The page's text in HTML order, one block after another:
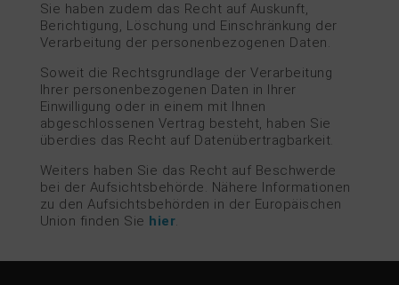
Sie haben zudem das Recht auf Auskunft,
Berichtigung, Löschung und Einschränkung der
Verarbeitung der personenbezogenen Daten.
Soweit die Rechtsgrundlage der Verarbeitung
Ihrer personenbezogenen Daten in Ihrer
Einwilligung oder in einem mit Ihnen
abgeschlossenen Vertrag besteht, haben Sie
überdies das Recht auf Datenübertragbarkeit.
Weiters haben Sie das Recht auf Beschwerde
bei der Aufsichtsbehörde. Nähere Informationen
zu den Aufsichtsbehörden in der Europäischen
Union finden Sie hier.